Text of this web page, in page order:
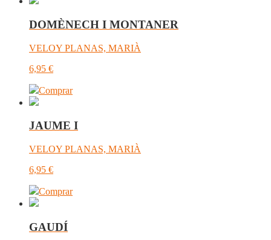
DOMÈNECH I MONTANER
VELOY PLANAS, MARIÀ
6,95 €
Comprar
JAUME I
VELOY PLANAS, MARIÀ
6,95 €
Comprar
GAUDÍ